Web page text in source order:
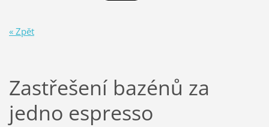
« Zpět
Zastřešení bazénů za
jedno espresso